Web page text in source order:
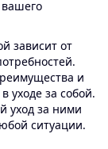
зависит от
и
уходе за собой.
уход за ними
ситуации.